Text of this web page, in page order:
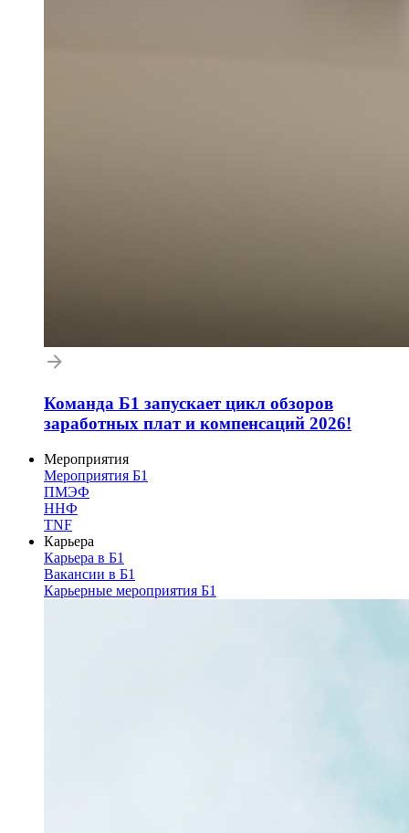
Команда Б1 запускает цикл обзоров
заработных плат и компенсаций 2026!
Мероприятия
Мероприятия Б1
ПМЭФ
ННФ
TNF
Карьера
Карьера в Б1
Вакансии в Б1
Карьерные мероприятия Б1